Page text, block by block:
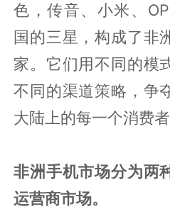
色，传音、小米、
国的三星，构成了非
家。它们用不同的模
不同的渠道策略，争
大陆上的每一个消费者
非洲手机市场分为两
运营商市场。